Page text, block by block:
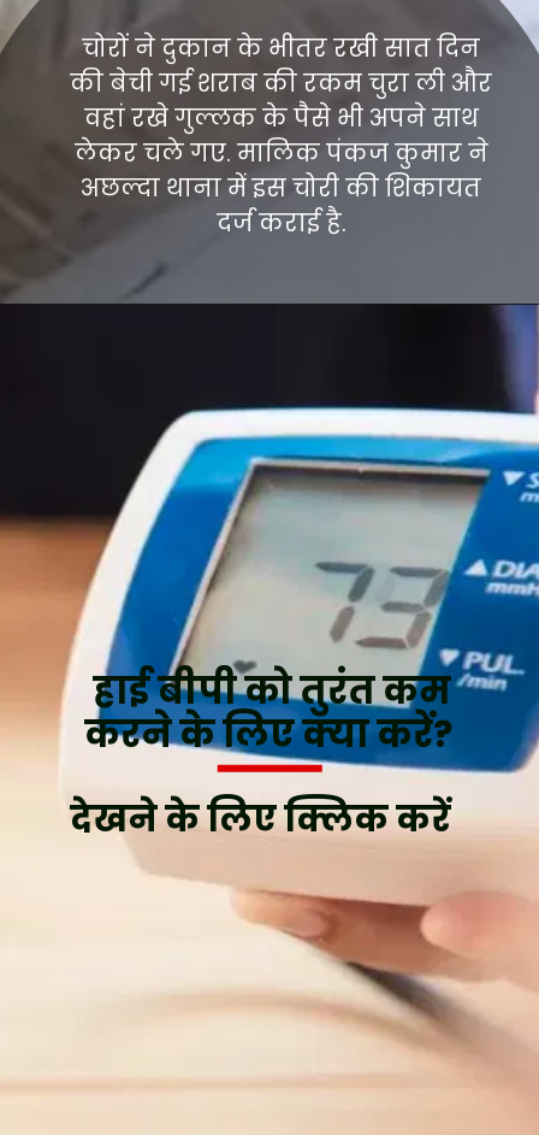
चोरों ने दुकान के भीतर रखी सात दिन
की बेची गई शराब की रकम चुरा ली और
वहां रखे गुल्लक के पैसे भी अपने साथ
लेकर चले गए. मालिक पंकज कुमार ने
अछल्दा थाना में इस चोरी की शिकायत
दर्ज कराई है.
देखने के लिए क्लिक करें
हाई बीपी को तुरंत कम
करने के लिए क्या करें?